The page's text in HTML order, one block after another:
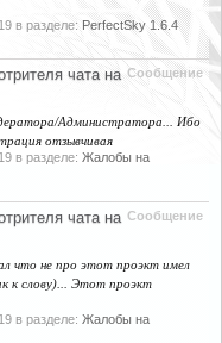
в разделе: PerfectSky 1.6.4
Сообщение
чата на
Администратора... Ибо
отзывчивая
в разделе: Жалобы на
Сообщение
чата на
что не про этот проэкт имел
к слову)... Этот проэкт
в разделе: Жалобы на